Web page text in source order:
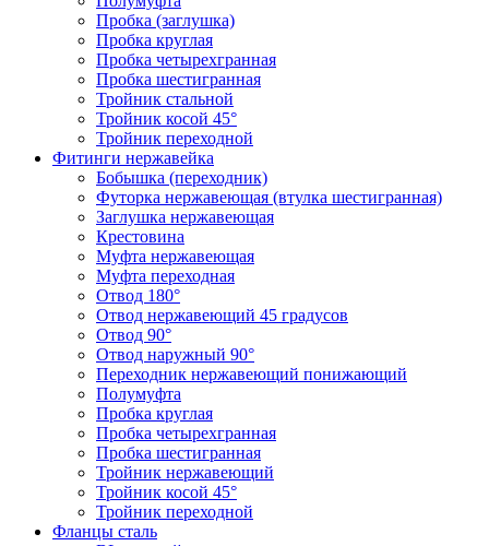
Пробка (заглушка)
Пробка круглая
Пробка четырехгранная
Пробка шестигранная
Тройник стальной
Тройник косой 45°
Тройник переходной
Фитинги нержавейка
Бобышка (переходник)
Футорка нержавеющая (втулка шестигранная)
Заглушка нержавеющая
Крестовина
Муфта нержавеющая
Муфта переходная
Отвод 180°
Отвод нержавеющий 45 градусов
Отвод 90°
Отвод наружный 90°
Переходник нержавеющий понижающий
Полумуфта
Пробка круглая
Пробка четырехгранная
Пробка шестигранная
Тройник нержавеющий
Тройник косой 45°
Тройник переходной
Фланцы сталь